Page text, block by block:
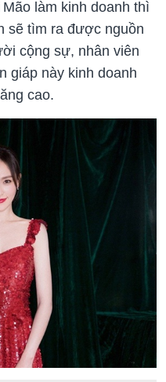
làm kinh doanh thì
sẽ tìm ra được nguồn
cộng sự, nhân viên
giáp này kinh doanh
cao.